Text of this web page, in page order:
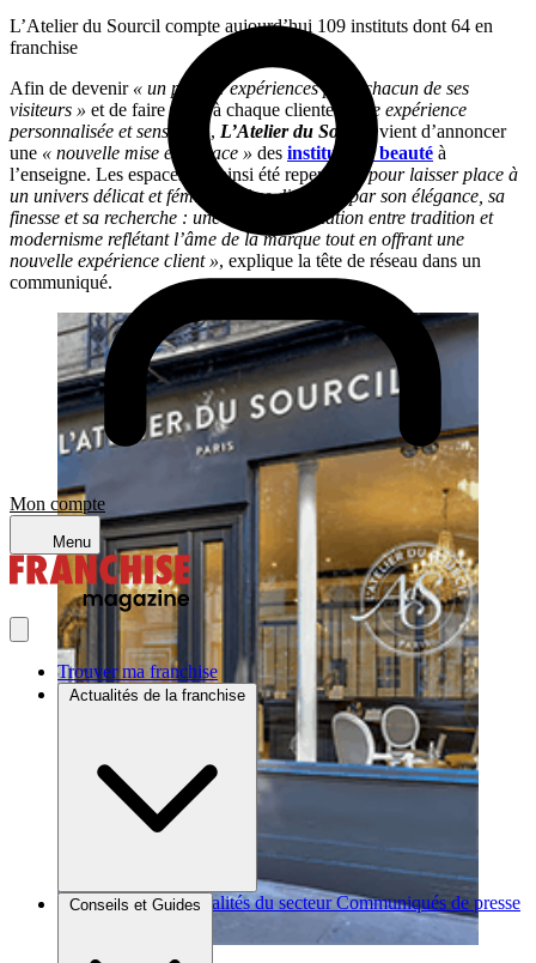
Mon compte
Menu
Trouver ma franchise
Actualités de la franchise
Brèves et actus Actualités du secteur Communiqués de presse
Conseils et Guides
L’Atelier du Sourcil compte aujourd’hui 109 instituts dont 64 en
franchise
Afin de devenir « un point d’expériences pour chacun de ses
visiteurs » et de faire vivre à chaque cliente
« une expérience
personnalisée et sensible », L’Atelier du Sourcil
vient d’annoncer
une « nouvelle mise en espace » des instituts de beauté à
l’enseigne. Les espaces ont ainsi été repensés
« pour laisser place à
un univers délicat et féminin qui se distingue par son élégance, sa
finesse et sa recherche : une subtile association entre tradition et
modernisme reflétant l’âme de la marque tout en offrant une
nouvelle expérience client », explique la tête de réseau dans un
communiqué.